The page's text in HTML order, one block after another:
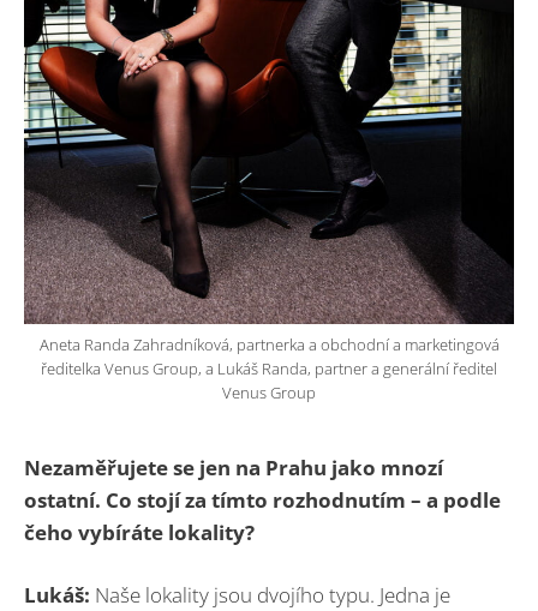
Aneta Randa Zahradníková, partnerka a obchodní a marketingová
ředitelka Venus Group, a Lukáš Randa, partner a generální ředitel
Venus Group
Nezaměřujete se jen na Prahu jako mnozí
ostatní. Co stojí za tímto rozhodnutím – a podle
čeho vybíráte lokality?
Lukáš: Naše lokality jsou dvojího typu. Jedna je